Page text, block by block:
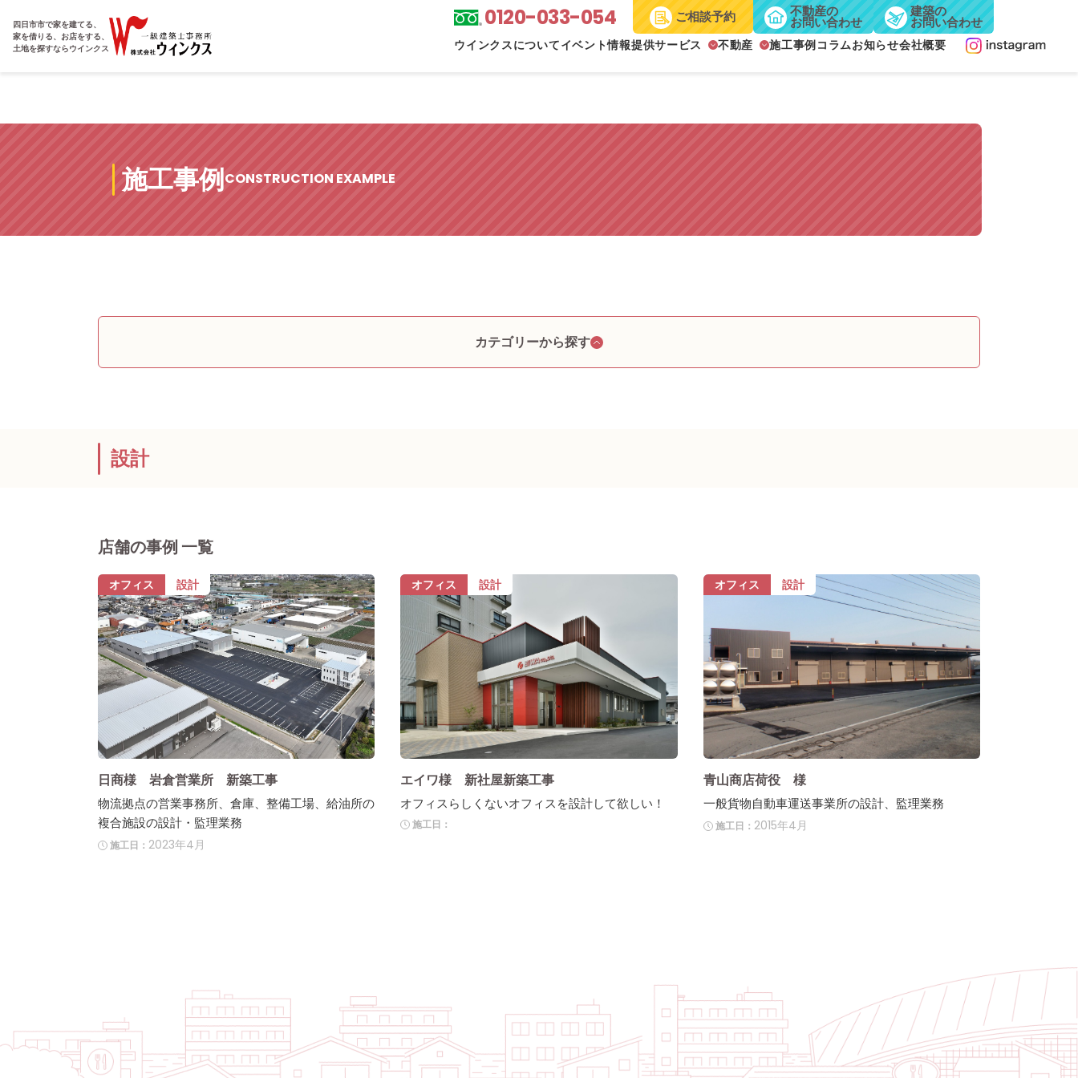
四日市市で家を建てる、
家を借りる、お店をする、
土地を探すならウインクス
0120-033-054 ご相談予約 不動産の
お問い合わせ
建築の
お問い合わせ
ウインクスについてイベント情報提供サービス 不動産 施工事例コラムお知らせ会社概要
施工事例CONSTRUCTION EXAMPLE
カテゴリーから探す
設計
店舗の事例 一覧
オフィス 設計
日商様 岩倉営業所 新築工事
物流拠点の営業事務所、倉庫、整備工場、給油所の
複合施設の設計・監理業務
施工日： 2023年4月
オフィス 設計
エイワ様 新社屋新築工事
オフィスらしくないオフィスを設計して欲しい！
施工日：
オフィス 設計
青山商店荷役 様
一般貨物自動車運送事業所の設計、監理業務
施工日： 2015年4月